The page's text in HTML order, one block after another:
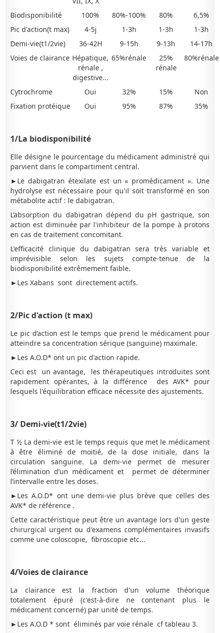
Biodisponibilité
100% 80%-100% 80%
6,5%
Pic d'action(t max)
4-5j 1-3h 1-3h
1-3h
Demi-vie(t1/2vie)
36-42H 9-15h 9-13h
14-17h
Voies de clairance Hépatique,
rénale ,
digestive...
65%rénale
25%
rénale
80%rénale
Cytrochrome Oui 32% 15%
Non
Fixation protéique
Oui 95% 87% 35%
1/La biodisponibilité
Elle désigne le pourcentage du médicament administré qui
parvient dans le compartiment central.
►Le dabigatran étexilate est un « promédicament ». Une
hydrolyse est nécessaire pour qu'il soit transformé en son
métabolite actif : le dabigatran.
L’absorption du dabigatran dépend du pH gastrique, son
action est diminuée par l'inhibiteur de la pompe à protons
en cas de traitement concomitant.
L'efficacité clinique du dabigatran sera très variable et
imprévisible selon les sujets compte-tenue de la
biodisponibilité extrêmement faible.
►Les Xabans sont directement actifs.
2/Pic d'action (t max)
Le pic d’action est le temps que prend le médicament pour
atteindre sa concentration sérique (sanguine) maximale.
►Les A.O.D* ont un pic d'action rapide.
Ceci est un avantage, les thérapeutiques introduites sont
rapidement opérantes, à la différence des AVK* pour
lesquels l'équilibration efficace nécessite des ajustements.
3/ Demi-vie(t1/2vie)
T ½ La demi-vie est le temps requis que met le médicament
à être éliminé de moitié, de la dose initiale, dans la
circulation sanguine. La demi-vie permet de mesurer
l’élimination d’un médicament et permet de déterminer
l’intervalle entre les doses.
►Les A.O.D* ont une demi-vie plus brève que celles des
AVK* de référence .
Cette caractéristique peut être un avantage lors d'un geste
chirurgical urgent ou d'examens complémentaires invasifs
comme une coloscopie, fibroscopie etc...
4/Voies de clairance
La clairance est la fraction d'un volume théorique
totalement épuré (c'est-à-dire ne contenant plus le
médicament concerné) par unité de temps.
►Les A.O.D * sont éliminés par voie rénale cf tableau 3.